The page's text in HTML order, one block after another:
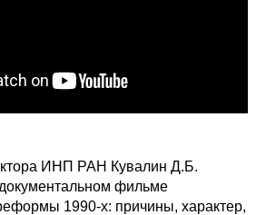
прогнозирования
ИНП РАН Кувалин Д.Б.
фильме
1990-х: причины, характер,